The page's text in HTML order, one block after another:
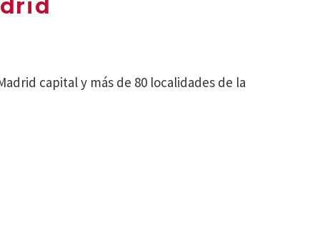
capital y más de 80 localidades de la